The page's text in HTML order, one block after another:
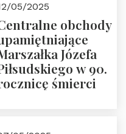
05/2025
obchody
Józefa
w 90.
śmierci